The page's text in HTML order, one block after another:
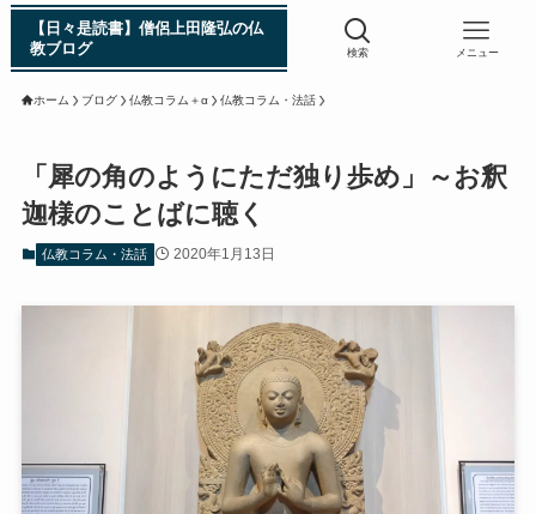
浄土真宗入門 親鸞伝
シン日本仏教史
仏教入門・現地写真から見るブッダの生涯
インド・スリランカ仏跡紀行
第一次インド遠征～ガンジス川の聖地を訪ねて
【日々是読書】僧侶上田隆弘の仏
教ブログ
検索 メニュー
ホーム ブログ 仏教コラム＋α 仏教コラム・法話
「犀の角のようにただ独り歩め」～お釈
迦様のことばに聴く
仏教コラム・法話 2020年1月13日